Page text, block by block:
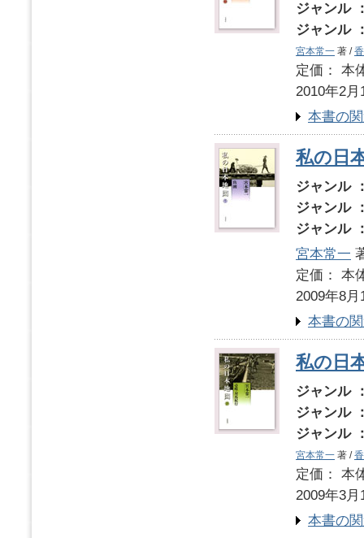
ジャンル
ジャンル
宮本常一 著 /
定価：
2010年2月
本書の
私の日
ジャンル
ジャンル
ジャンル
宮本常一
定価：
2009年8月
本書の
私の日
ジャンル
ジャンル
ジャンル
宮本常一 著 /
定価：
2009年3月
本書の